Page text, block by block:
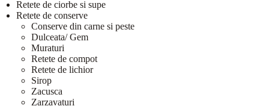
Retete de ciorbe si supe
Retete de conserve
Conserve din carne si peste
Dulceata/ Gem
Muraturi
Retete de compot
Retete de lichior
Sirop
Zacusca
Zarzavaturi